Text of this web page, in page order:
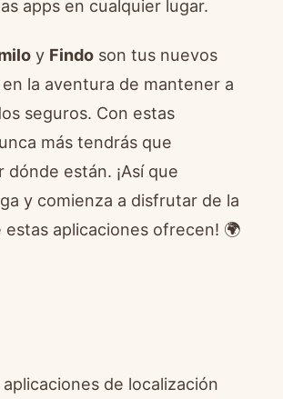
apps en cualquier lugar.
y Findo son tus nuevos
la aventura de mantener a
seguros. Con estas
más tendrás que
están. ¡Así que
y comienza a disfrutar de la
aplicaciones ofrecen! 🌍
de localización